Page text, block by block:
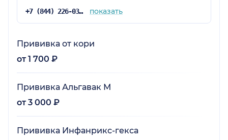
+7 (844) 226-03-60 показать
Прививка от кори
от 1 700 ₽
Прививка Альгавак М
от 3 000 ₽
Прививка Инфанрикс-гекса